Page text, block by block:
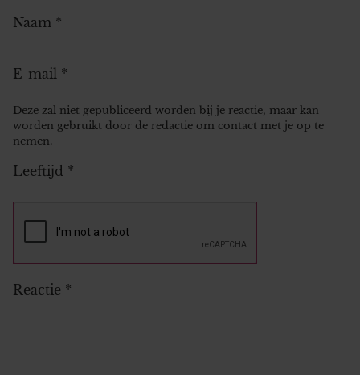
Naam *
E-mail *
Deze zal niet gepubliceerd worden bij je reactie, maar kan
worden gebruikt door de redactie om contact met je op te
nemen.
Leeftijd *
Reactie *